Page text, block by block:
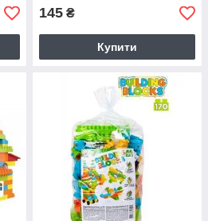
145 ₴
Купити